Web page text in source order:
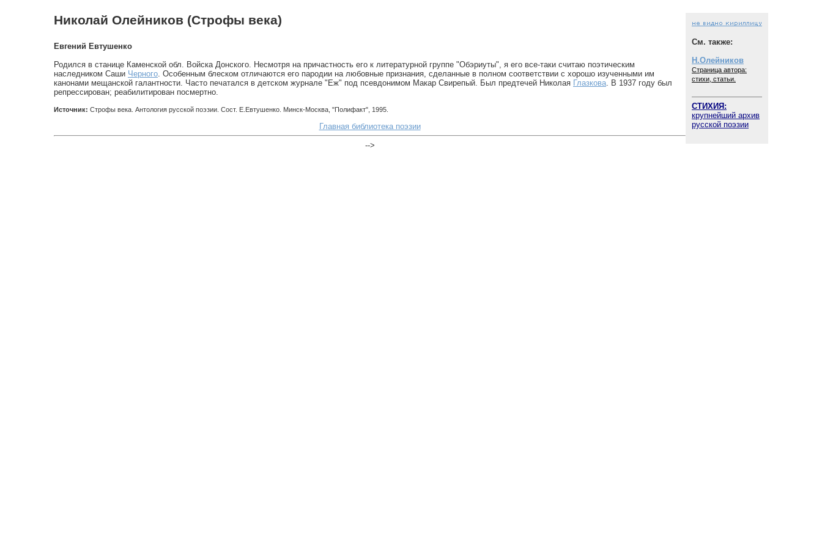
См. также:
Н.Олейников
Страница автора:
стихи, статьи.
СТИХИЯ:
крупнейший архив
русской поэзии
Николай Олейников (Строфы века)
Евгений Евтушенко
Родился в станице Каменской обл. Войска Донского. Несмотря на причастность его к литературной группе "Обэриуты", я его все-таки считаю поэтическим
наследником Саши Черного . Особенным блеском отличаются его пародии на любовные признания, сделанные в полном соответствии с хорошо изученными им
канонами мещанской галантности. Часто печатался в детском журнале "Еж" под псевдонимом Макар Свирепый. Был предтечей Николая Глазкова . В 1937 году был
репрессирован; реабилитирован посмертно.
Источник: Строфы века. Антология русской поэзии. Сост. Е.Евтушенко. Минск-Москва, "Полифакт", 1995.
Главная библиотека поэзии
-->